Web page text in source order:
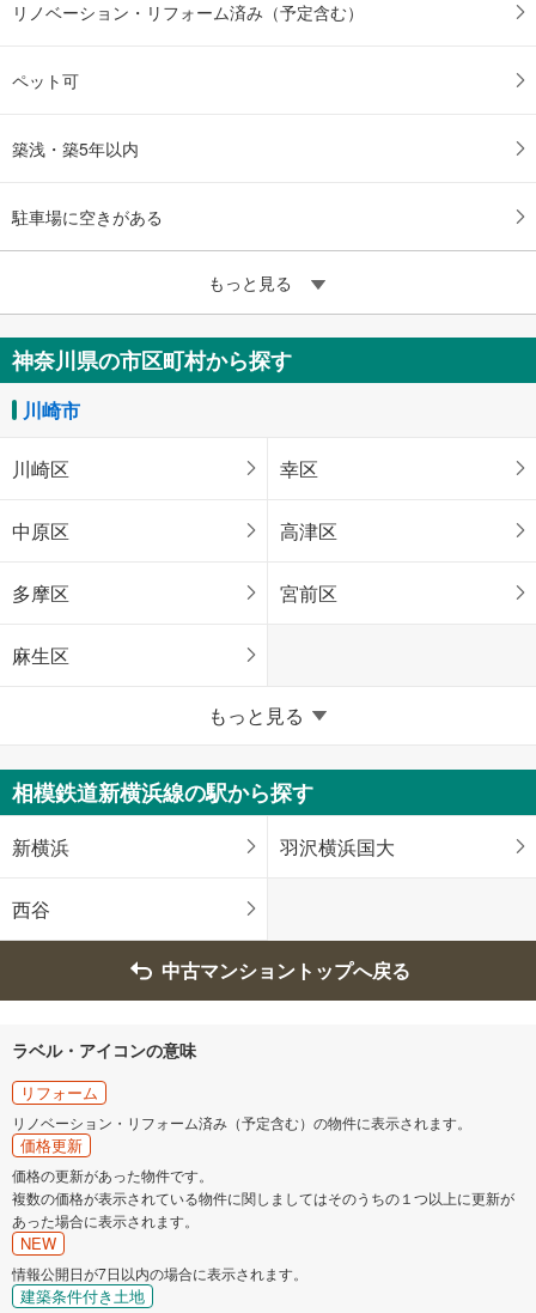
リノベーション・リフォーム済み（予定含む）
ペット可
築浅・築5年以内
駐車場に空きがある
もっと見る
神奈川県の市区町村から探す
川崎市
川崎区 幸区
中原区 高津区
多摩区 宮前区
麻生区
鶴見区 神奈川区
西区 中区
南区
金沢区
港南区
緑区
栄区 泉区
青葉区 都筑区
もっと見る
相模鉄道新横浜線の駅から探す
新横浜 羽沢横浜国大
西谷
中古マンショントップへ戻る
ラベル・アイコンの意味
リフォーム
リノベーション・リフォーム済み（予定含む）の物件に表示されます。
価格更新
価格の更新があった物件です。
複数の価格が表示されている物件に関しましてはそのうちの１つ以上に更新が
あった場合に表示されます。
NEW
情報公開日が7日以内の場合に表示されます。
建築条件付き土地